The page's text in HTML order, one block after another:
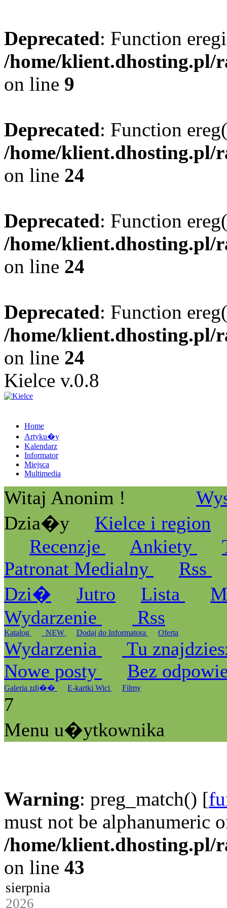
Deprecated: Function
/home/klient.dhosting.pl/
on line 9
Deprecated: Function
/home/klient.dhosting.pl/
on line 24
Deprecated: Function
/home/klient.dhosting.pl/
on line 24
Deprecated: Function
/home/klient.dhosting.pl/
on line 24
Kielce v.0.8
Home
Artyku�y
Kalendarz
Informator
Miejsca
Multimedia
Witaj Anonim !
Dzia�y
Kielce i region
Recenzje
Ankiety
Patronat Medialny
Rss
Dzi�
Jutro Lista
Wydarzenie
Rss
Katalog _NEW Dodaj do Informatora Oferta
Wydarzenia
Tu
Nowe posty
Bez
Galeria zdj�� E-kartki Wici Filmy
7
Menu u�ytkownika
Warning: preg_match() [
must not be alphanumeric
/home/klient.dhosting.pl/
on line 43
sierpnia
2026